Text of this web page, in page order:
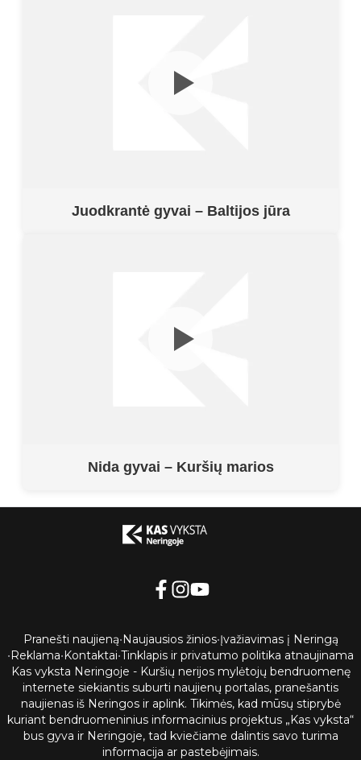
Juodkrantė gyvai – Baltijos jūra
Nida gyvai – Kuršių marios
Pranešti naujieną• Naujausios žinios•Įvažiavimas į Neringą
• Reklama• Kontaktai•Tinklapis ir privatumo politika atnaujinama
Kas vyksta Neringoje - Kuršių nerijos mylėtojų bendruomenę
internete siekiantis suburti naujienų portalas, pranešantis
naujienas iš Neringos ir aplink. Tikimės, kad mūsų stiprybė
kuriant bendruomeninius informacinius projektus „Kas vyksta“
bus gyva ir Neringoje, tad kviečiame dalintis savo turima
informacija ar pastebėjimais.